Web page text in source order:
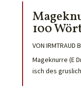
100
VON IRMTRAUD
Mageknurre (E
isch des